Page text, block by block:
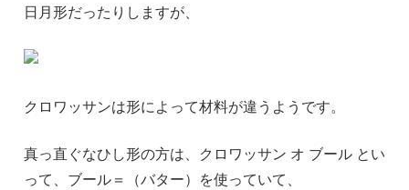
日月形だったりしますが、
クロワッサンは形によって材料が違うようです。
真っ直ぐなひし形の方は、クロワッサン オ ブール とい
って、ブール＝（バター）を使っていて、